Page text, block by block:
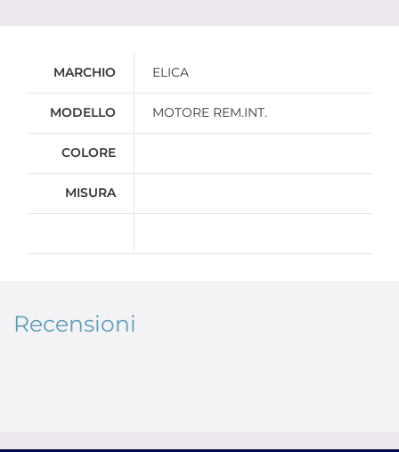
MARCHIO ELICA
MODELLO MOTORE REM.INT.
COLORE
MISURA
Recensioni